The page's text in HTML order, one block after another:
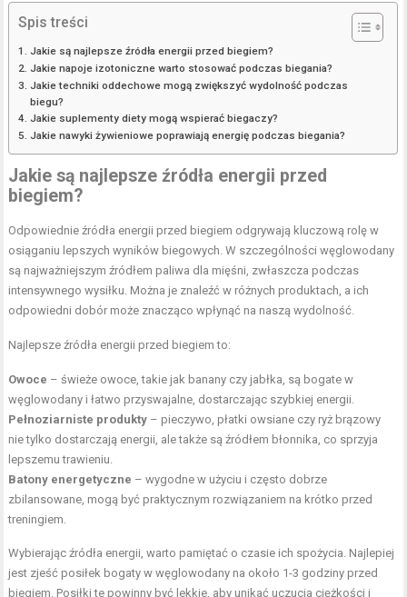
Spis treści
Jakie są najlepsze źródła energii przed biegiem?
Jakie napoje izotoniczne warto stosować podczas biegania?
Jakie techniki oddechowe mogą zwiększyć wydolność podczas
biegu?
Jakie suplementy diety mogą wspierać biegaczy?
Jakie nawyki żywieniowe poprawiają energię podczas biegania?
Jakie są najlepsze źródła energii przed
biegiem?
Odpowiednie źródła energii przed biegiem odgrywają kluczową rolę w
osiąganiu lepszych wyników biegowych. W szczególności węglowodany
są najważniejszym źródłem paliwa dla mięśni, zwłaszcza podczas
intensywnego wysiłku. Można je znaleźć w różnych produktach, a ich
odpowiedni dobór może znacząco wpłynąć na naszą wydolność.
Najlepsze źródła energii przed biegiem to:
Owoce – świeże owoce, takie jak banany czy jabłka, są bogate w
węglowodany i łatwo przyswajalne, dostarczając szybkiej energii.
Pełnoziarniste produkty – pieczywo, płatki owsiane czy ryż brązowy
nie tylko dostarczają energii, ale także są źródłem błonnika, co sprzyja
lepszemu trawieniu.
Batony energetyczne – wygodne w użyciu i często dobrze
zbilansowane, mogą być praktycznym rozwiązaniem na krótko przed
treningiem.
Wybierając źródła energii, warto pamiętać o czasie ich spożycia. Najlepiej
jest zjeść posiłek bogaty w węglowodany na około 1-3 godziny przed
biegiem. Posiłki te powinny być lekkie, aby unikać uczucia ciężkości i